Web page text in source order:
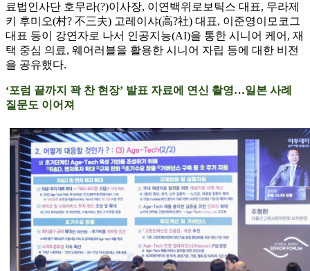
료법인사단 호무라(?)이사장, 이연백위로보틱스 대표, 무라제
키 후미오(村? 不三夫) 고레이샤(高?社) 대표, 이준영이모코그
대표 등이 강연자로 나서 인공지능(AI)을 통한 시니어 케어, 재
택 중심 의료, 웨어러블을 활용한 시니어 자립 등에 대한 비전
을 공유했다.
‘포럼 끝까지 꽉 찬 현장’ 발표 자료에 연신 촬영…일본 사례
질문도 이어져